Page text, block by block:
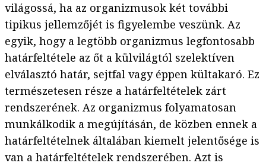
világossá, ha az organizmusok két további
tipikus jellemzőjét is figyelembe veszünk. Az
egyik, hogy a legtöbb organizmus legfontosabb
határfeltétele az őt a külvilágtól szelektíven
elválasztó határ, sejtfal vagy éppen kültakaró. Ez
természetesen része a határfeltételek zárt
rendszerének. Az organizmus folyamatosan
munkálkodik a megújításán, de közben ennek a
határfeltételnek általában kiemelt jelentősége is
van a határfeltételek rendszerében. Azt is